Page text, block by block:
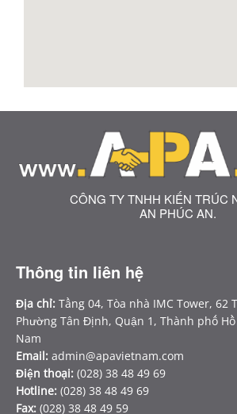
CÔNG TY TNHH KIẾN TRÚC
AN PHÚC AN.
Thông tin liên hệ
Địa chỉ: Tầng 04, Tòa nhà IMC Tower, 62
Phường Tân Định, Quận 1, Thành phố
Nam
Email: admin@apavietnam.com
Điện thoại: (028) 38 48 49 69
Hotline: (028) 38 48 49 69
Fax: (028) 38 48 49 59